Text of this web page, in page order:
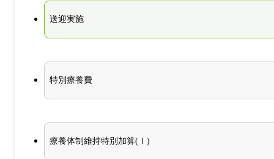
送迎実施
特別療養費
療養体制維持特別加算(Ⅰ)